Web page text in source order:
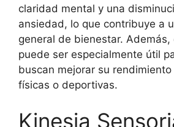
claridad mental y una
ansiedad, lo que contribuye a
general de bienestar. Además,
puede ser especialmente útil
buscan mejorar su
físicas o deportivas.
Kinesia